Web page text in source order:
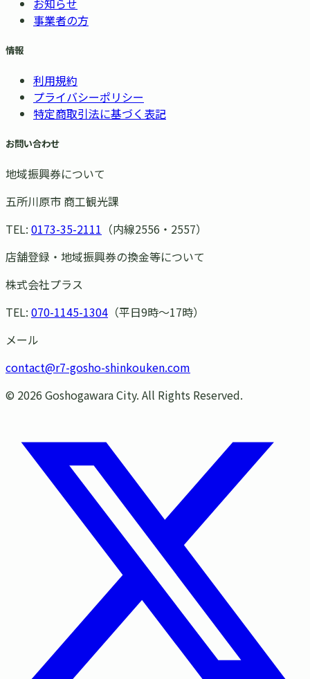
事業者の方
情報
利用規約
プライバシーポリシー
特定商取引法に基づく表記
お問い合わせ
地域振興券について
五所川原市 商工観光課
TEL: 0173-35-2111 （内線2556・2557）
店舗登録・地域振興券の換金等について
株式会社プラス
TEL: 070-1145-1304 （平日9時〜17時）
メール
contact@r7-gosho-shinkouken.com
© 2026 Goshogawara City. All Rights Reserved.